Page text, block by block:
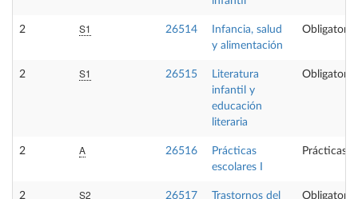
2 S1 26514
Infancia, salud
y alimentación
Obligatoria
2 S1 26515
Literatura
infantil y
educación
literaria
Obligatoria
2 A 26516
Prácticas
escolares I
Prácticas
2 S2 26517
Trastornos del
Obligatoria